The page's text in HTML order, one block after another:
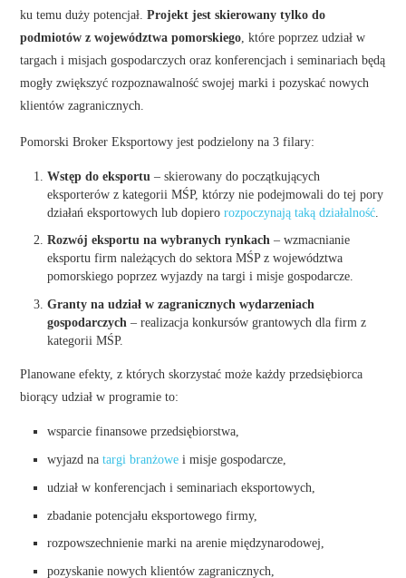
ku temu duży potencjał.Projekt jest skierowany tylko do
podmiotów z województwa pomorskiego , które poprzez udział w
targach i misjach gospodarczych oraz konferencjach i seminariach będą
mogły zwiększyć rozpoznawalność swojej marki i pozyskać nowych
klientów zagranicznych.
Pomorski Broker Eksportowy jest podzielony na 3 filary:
Wstęp do eksportu – skierowany do początkujących
eksporterów z kategorii MŚP, którzy nie podejmowali do tej pory
działań eksportowych lub dopierorozpoczynają taką działalność
Rozwój eksportu na wybranych rynkach – wzmacnianie
eksportu firm należących do sektora MŚP z województwa
pomorskiego poprzez wyjazdy na targi i misje gospodarcze.
Granty na udział w zagranicznych wydarzeniach
gospodarczych– realizacja konkursów grantowych dla firm z
kategorii MŚP.
Planowane efekty, z których skorzystać może każdy przedsiębiorca
biorący udział w programie to:
wsparcie finansowe przedsiębiorstwa,
wyjazd natargi branżowe i misje gospodarcze,
udział w konferencjach i seminariach eksportowych,
zbadanie potencjału eksportowego firmy,
rozpowszechnienie marki na arenie międzynarodowej,
pozyskanie nowych klientów zagranicznych,